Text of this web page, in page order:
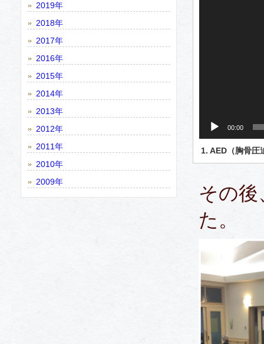
00:00
1. AED（胸骨圧
その後
た。
2019年
2018年
2017年
2016年
2015年
2014年
2013年
2012年
2011年
2010年
2009年